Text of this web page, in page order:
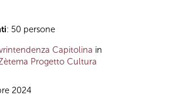
: 50 persone
Capitolina in
Progetto Cultura
2024